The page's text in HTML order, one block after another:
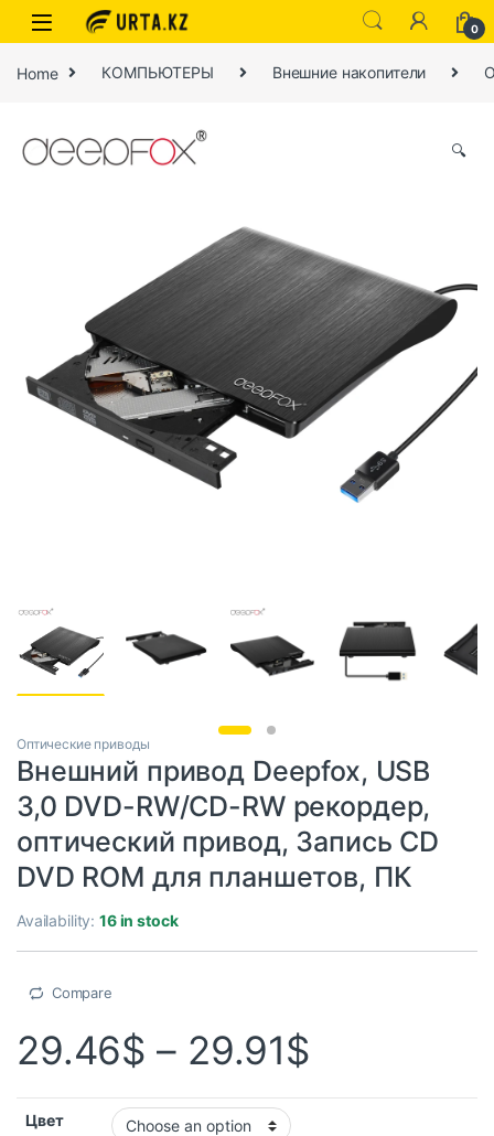
0
Home КОМПЬЮТЕРЫ Внешние накопители
🔍
Оптические приводы
Внешний привод Deepfox, USB
3,0 DVD-RW/CD-RW рекордер,
оптический привод, Запись CD
DVD ROM для планшетов, ПК
Availability:16 in stock
Compare
29.46$ – 29.91$
Цвет